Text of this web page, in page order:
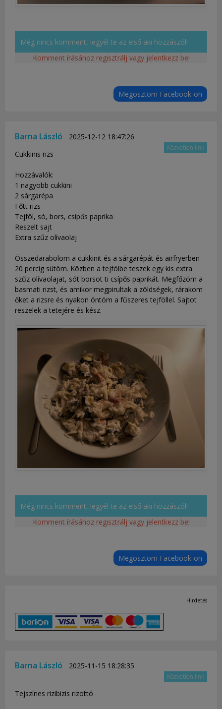
Még nincs komment, legyél te az első aki hozzászól!
Komment írásához regisztrálj vagy jelentkezz be!
Megosztom Facebook-on
Barna László 2025-12-12 18:47:26
Közvetlen link
Cukkinis rizs
Hozzávalók:
1 nagyobb cukkini
2 sárgarépa
Főtt rizs
Tejföl, só, bors, csípős paprika
Reszelt sajt
Extra szűz olívaolaj
Összedarabolom a cukkinit és a sárgarépát és airfryerben
20 percig sütöm. Közben a tejfölbe teszek egy kis extra
szűz olívaolajat, sót borsot ti csípős paprikát. Megfőzöm a
basmati rizst, és amikor megpirultak a zöldségek, rárakom
őket a rizsre és nyakon öntöm a fűszeres tejföllel. Sajtot
reszelek a tetejére és kész.
Még nincs komment, legyél te az első aki hozzászól!
Komment írásához regisztrálj vagy jelentkezz be!
Megosztom Facebook-on
Hirdetés
Barna László 2025-11-15 18:28:35
Közvetlen link
Tejszínes rizibizis rizottó